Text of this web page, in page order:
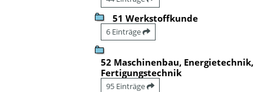
51 Werkstoffkunde
6 Einträge
52 Maschinenbau, Energietechnik,
Fertigungstechnik
95 Einträge